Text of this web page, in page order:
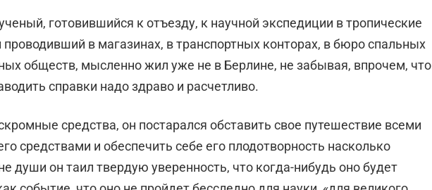
готовившийся к отъезду, к научной экспедиции в тропические
в магазинах, в транспортных конторах, в бюро спальных
обществ, мысленно жил уже не в Берлине, не забывая, впрочем, что
справки надо здраво и расчетливо.
средства, он постарался об­ставить свое путешествие всеми
сред­ствами и обеспечить себе его плодотворность насколько
души он таил твердую уверенность, что когда-нибудь оно будет